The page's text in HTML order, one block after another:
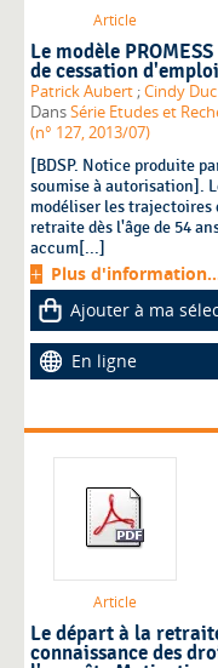
Article
Le modèle
de cessation
Patrick Aubert ;Cindy Duc
DansSérie Etudes et
(n° 127, 2013/07)
[BDSP. Notice produite
soumise à autorisation].
modéliser les trajectoires
retraite dès l'âge de 54
accum[...]
Plus
Ajouter à ma
En ligne
Article
Le départ à la
connaissance des